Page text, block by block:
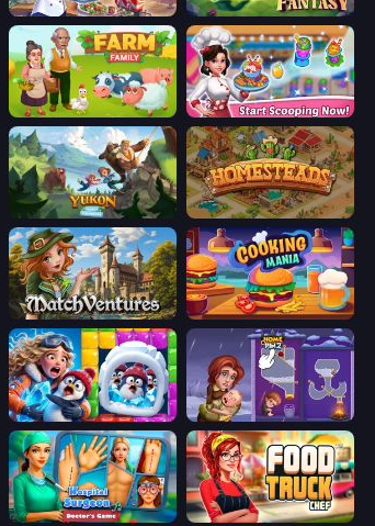
Cooking Festival Merge Fantasy
Farm Family Ice Cream Fever: Cooking Game
Yukon: Family Adventure Homesteads: Dream Farm
MatchVentures Cooking Mania
Captain Blast Home Pin 2
Hospital Surgeon: Doctor's Game Food Truck Chef™: A Fun Cooking Game